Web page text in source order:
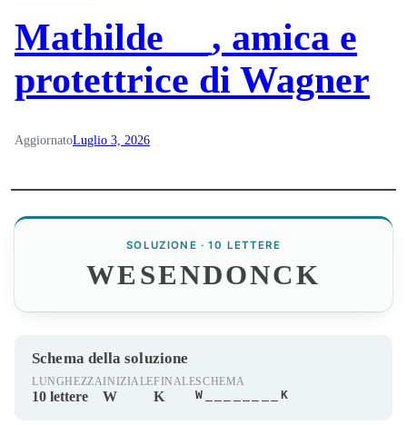
Mathilde __, amica e
protettrice di Wagner
AggiornatoLuglio 3, 2026
SOLUZIONE · 10 LETTERE
WESENDONCK
Schema della soluzione
LUNGHEZZA
10 lettere
INIZIALE
W
FINALE
K
SCHEMA
W________K